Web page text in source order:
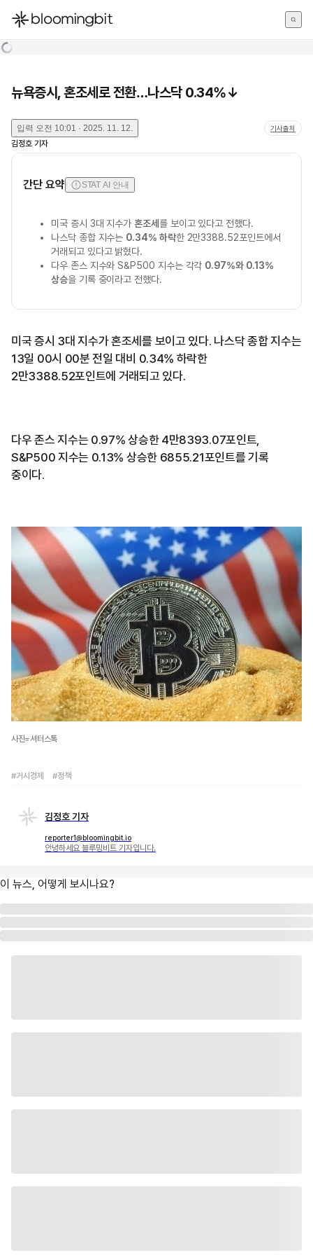
한국어
뉴욕증시, 혼조세로 전환…나스닥 0.34%↓
입력 오전 10:01 · 2025. 11. 12. 기사출처
김정호 기자
간단 요약 STAT AI 안내
미국 증시 3대 지수가혼조세 를 보이고 있다고 전했다.
나스닥 종합 지수는 0.34% 하락한 2만3388.52포인트에서
거래되고 있다고 밝혔다.
다우 존스 지수와 S&P500 지수는 각각 0.97%와 0.13%
상승을 기록 중이라고 전했다.
미국 증시 3대 지수가 혼조세를 보이고 있다. 나스닥 종합 지수는
13일 00시 00분 전일 대비 0.34% 하락한
2만3388.52포인트에 거래되고 있다.
다우 존스 지수는 0.97% 상승한 4만8393.07포인트,
S&P500 지수는 0.13% 상승한 6855.21포인트를 기록
중이다.
사진=셔터스톡
#거시경제 #정책
김정호 기자
reporter1@bloomingbit.io
안녕하세요 블루밍비트 기자입니다.
이 뉴스, 어떻게 보시나요?